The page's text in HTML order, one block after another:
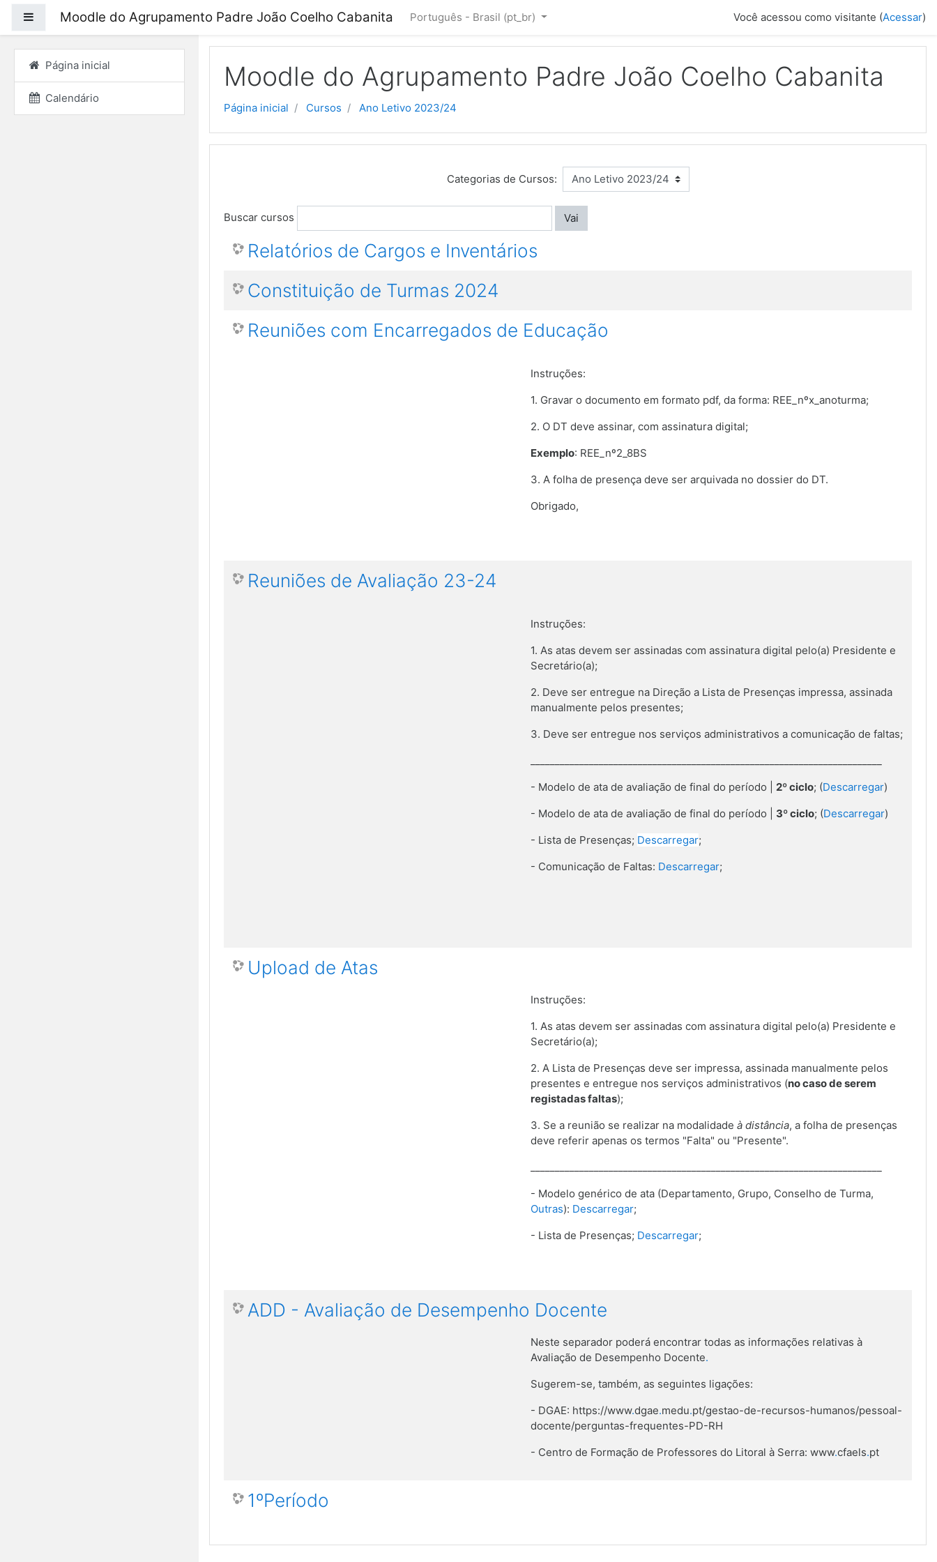
Painel lateral
Moodle do Agrupamento Padre João Coelho Cabanita Português - Brasil ‎(pt_br)‎ Você acessou como visitante (Acessar)
Moodle do Agrupamento Padre João Coelho Cabanita
Página inicial Cursos Ano Letivo 2023/24
Categorias de Cursos:
Buscar cursos Vai
Relatórios de Cargos e Inventários
Constituição de Turmas 2024
Reuniões com Encarregados de Educação
Instruções:
1. Gravar o documento em formato pdf, da forma: REE_nºx_anoturma;
2. O DT deve assinar, com assinatura digital;
Exemplo: REE_nº2_8BS
3. A folha de presença deve ser arquivada no dossier do DT.
Obrigado,
Reuniões de Avaliação 23-24
Instruções:
1. As atas devem ser assinadas com assinatura digital pelo(a) Presidente e
Secretário(a);
2. Deve ser entregue na Direção a Lista de Presenças impressa, assinada
manualmente pelos presentes;
3. Deve ser entregue nos serviços administrativos a comunicação de faltas;
- Modelo de ata de avaliação de final do período | 2º ciclo; (Descarregar)
- Modelo de ata de avaliação de final do período | 3º ciclo; (Descarregar)
- Lista de Presenças; Descarregar;
- Comunicação de Faltas: Descarregar;
Upload de Atas
Instruções:
1. As atas devem ser assinadas com assinatura digital pelo(a) Presidente e
Secretário(a);
2. A Lista de Presenças deve ser impressa, assinada manualmente pelos
presentes e entregue nos serviços administrativos (no caso de serem
registadas faltas);
3. Se a reunião se realizar na modalidade à distância, a folha de presenças
deve referir apenas os termos "Falta" ou "Presente".
- Modelo genérico de ata (Departamento, Grupo, Conselho de Turma,
Outras): Descarregar;
- Lista de Presenças; Descarregar;
ADD - Avaliação de Desempenho Docente
Neste separador poderá encontrar todas as informações relativas à
Avaliação de Desempenho Docente.
Sugerem-se, também, as seguintes ligações:
- DGAE: https://www.dgae.medu.pt/gestao-de-recursos-humanos/pessoal-
docente/perguntas-frequentes-PD-RH
- Centro de Formação de Professores do Litoral à Serra: www.cfaels.pt
1ºPeríodo
Página inicial
Calendário